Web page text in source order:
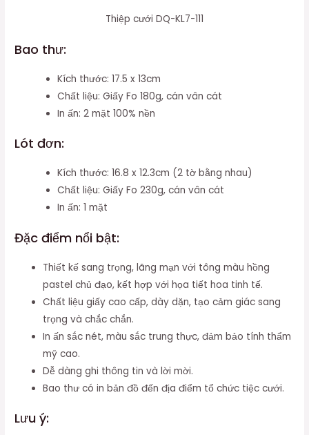
Thiệp cưới DQ-KL7-111
Bao thư:
Kích thước: 17.5 x 13cm
Chất liệu: Giấy Fo 180g, cán vân cát
In ấn: 2 mặt 100% nền
Lót đơn:
Kích thước: 16.8 x 12.3cm (2 tờ bằng nhau)
Chất liệu: Giấy Fo 230g, cán vân cát
In ấn: 1 mặt
Đặc điểm nổi bật:
Thiết kế sang trọng, lãng mạn với tông màu hồng
pastel chủ đạo, kết hợp với họa tiết hoa tinh tế.
Chất liệu giấy cao cấp, dày dặn, tạo cảm giác sang
trọng và chắc chắn.
In ấn sắc nét, màu sắc trung thực, đảm bảo tính thẩm
mỹ cao.
Dễ dàng ghi thông tin và lời mời.
Bao thư có in bản đồ đến địa điểm tổ chức tiệc cưới.
Lưu ý: